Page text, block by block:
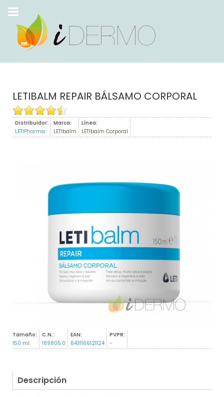
LETIBALM REPAIR BÁLSAMO CORPORAL
Distribuidor:
LETIPharma
Marca:
LETIbalm
Línea:
LETIbalm Corporal
Tamaño:
150 ml.
C.N.:
189805.0
EAN:
8431166121124
PVPR:
-
Descripción